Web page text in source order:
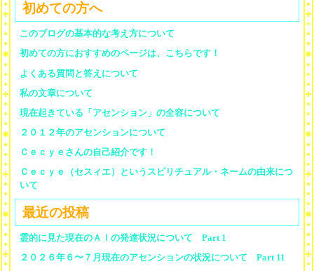
初めての方へ
このブログの基本的な考え方について
初めての方におすすめのページは、こちらです！
よくある質問と答えについて
私の文章について
現在起きている「アセンション」の全容について
２０１２年のアセンションについて
Ｃｅｃｙｅさんの自己紹介です！
Ｃｅｃｙｅ（セスィエ）というスピリチュアル・ネームの由来につ
いて
最近の投稿
霊的に見た現在のＡＩの発達状況について Part 1
２０２６年６〜７月現在のアセンションの状況について Part 11